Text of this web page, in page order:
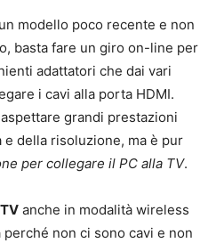
modello poco recente e non
basta fare un giro on-line per
adattatori che dai vari
i cavi alla porta HDMI.
grandi prestazioni
della risoluzione, ma è pur
per collegare il PC alla TV.
anche in modalità wireless
non ci sono cavi e non